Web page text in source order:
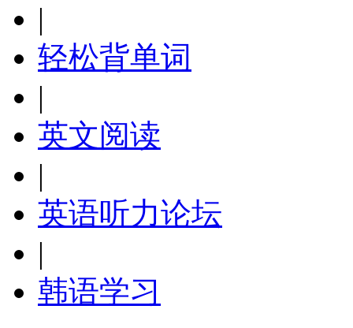
|
轻松背单词
|
英文阅读
|
英语听力论坛
|
韩语学习